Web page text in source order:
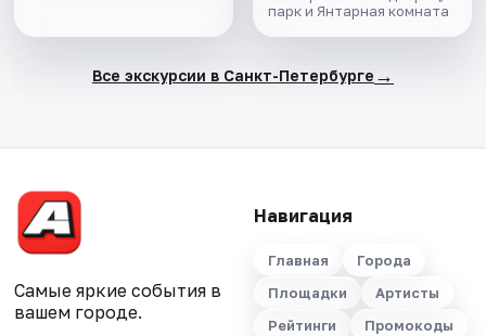
парк и Янтарная комната
Все экскурсии в Санкт-Петербурге →
Самые яркие события в
вашем городе.
Навигация
Главная
Города
Площадки
Артисты
Рейтинги
Промокоды